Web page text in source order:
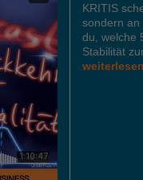
KRITIS
sondern an
du, welche
Stabilität